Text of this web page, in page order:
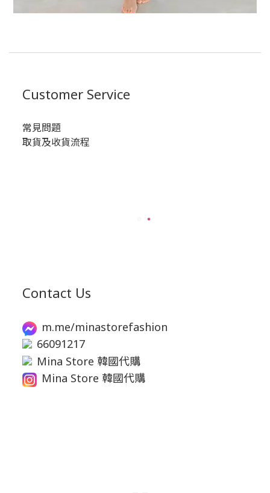
Customer Service
常見問題
取貨及收貨流程
Contact Us
m.me/minastorefashion
66091217
Mina Store 韓國代購
Mina Store 韓國代購